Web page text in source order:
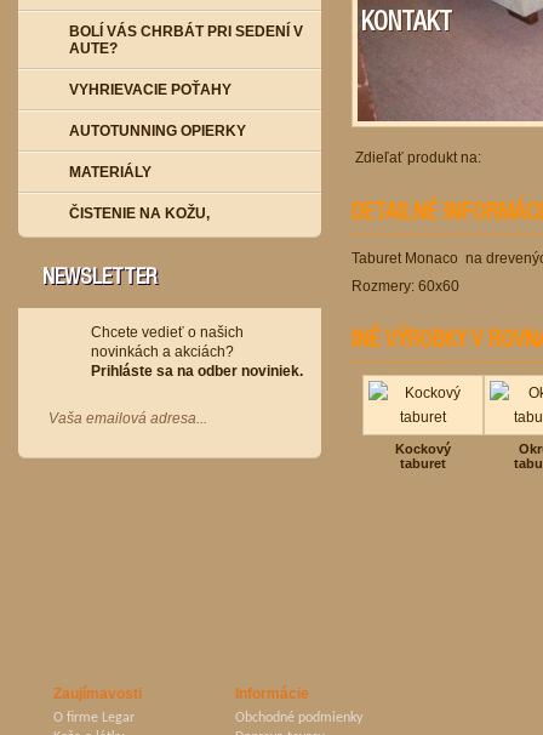
KONTAKT
BOLÍ VÁS CHRBÁT PRI SEDENÍ V
AUTE?
VYHRIEVACIE POŤAHY
AUTOTUNNING OPIERKY
MATERIÁLY
ČISTENIE NA KOŽU,
NEWSLETTER
Chcete vedieť o našich
novinkách a akciách?
Prihláste sa na odber noviniek.
Zdieľať produkt na:
DETAILNÉ
Taburet Monaco na
Rozmery: 60x60
INÉ VÝROBKY V
Kockový
taburet
Zaujímavosti
O firme Legar
Informácie
Obchodné podmienky